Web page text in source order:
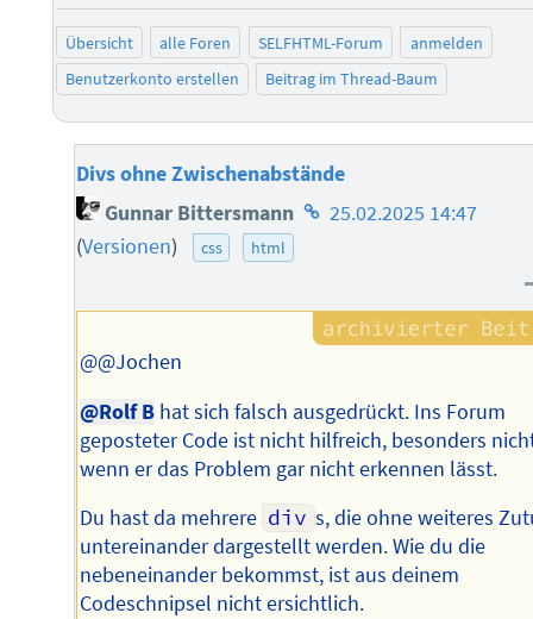
Übersicht alle Foren SELFHTML-Forum
anmelden
Benutzerkonto erstellen
Beitrag im Thread-Baum
Divs ohne Zwischenabstände
Gunnar Bittersmann Homepage
25.02.2025 14:47
(Versionen) css html
@@Jochen
@Rolf B hat sich falsch ausgedrückt. Ins Forum
geposteter Code ist nicht hilfreich, besonders
wenn er das Problem gar nicht erkennen lässt.
Du hast da mehrere div s, die ohne weiteres
untereinander dargestellt werden. Wie du die
nebeneinander bekommst, ist aus deinem
Codeschnipsel nicht ersichtlich.